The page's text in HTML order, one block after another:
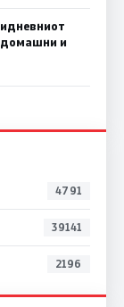
домашни и
4791
39141
2196